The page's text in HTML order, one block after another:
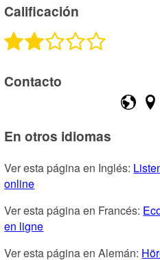
Calificación
Contacto
En otros idiomas
Ver esta página en Inglés:
online
Ver esta página en Francés:
en ligne
Ver esta página en Alemán: